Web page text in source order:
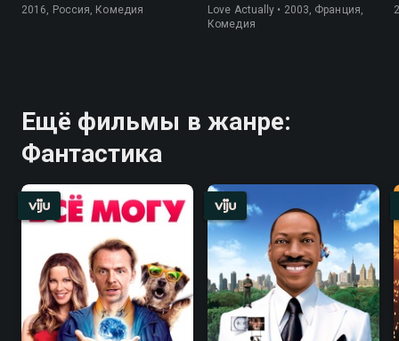
2016, Россия, Комедия
Love Actually • 2003, Франция,
Комедия
Ещё фильмы в жанре:
Фантастика